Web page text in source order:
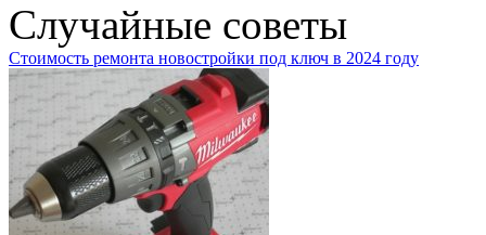
Случайные советы
Стоимость ремонта новостройки под ключ в 2024 году